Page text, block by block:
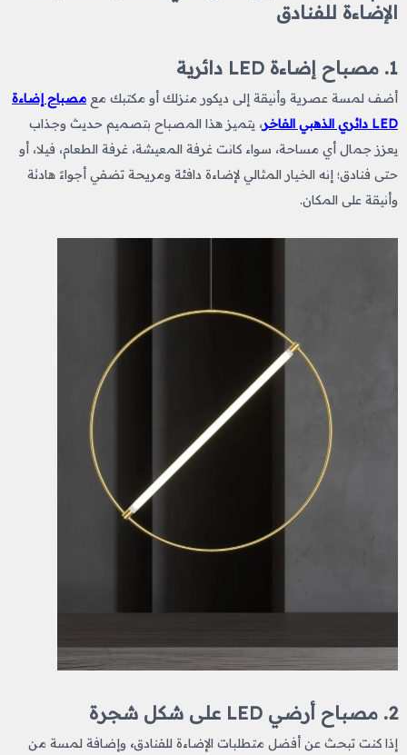
الإضاءة للفنادق
1. مصباح إضاءة LED دائرية
أضف لمسة عصرية وأنيقة إلى ديكور منزلك أو مكتبك مع مصباح إضاءة
LED دائري الذهبي الفاخر
، يتميز هذا المصباح بتصميم حديث وجذاب
يعزز جمال أي مساحة، سواء كانت غرفة المعيشة، غرفة الطعام، فيلا، أو
حتى فنادق؛ إنه الخيار المثالي لإضاءة دافئة ومريحة تضفي أجواءً هادئة
وأنيقة على المكان.
2. مصباح أرضي LED على شكل شجرة
إذا كنت تبحث عن أفضل متطلبات الإضاءة للفنادق، وإضافة لمسة من